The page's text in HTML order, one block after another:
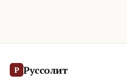
Р Руссолит